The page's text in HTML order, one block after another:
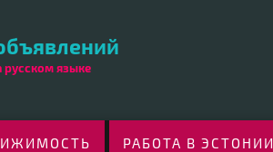
русском языке
РАБОТА В ЭСТОНИИ